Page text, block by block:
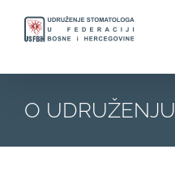
O UDRUŽENJU